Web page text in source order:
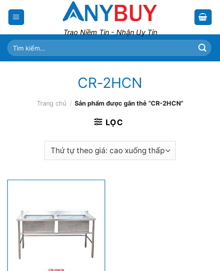
Trao Niềm Tin - Nhận Uy Tín
Tìm
kiếm:
CR-2HCN
Trang chủ / Sản phẩm được gắn thẻ “CR-2HCN”
LỌC